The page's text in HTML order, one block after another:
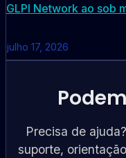
GLPI Network ao sob
julho 17, 2026
Precisa de
suporte,